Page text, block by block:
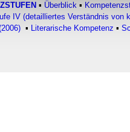
Wir verwenden Cookies, um
anbieten zu können und die
▪ Überblick ▪
IV (detailliertes Verständnis von
▪ Literarische Kompetenz ▪